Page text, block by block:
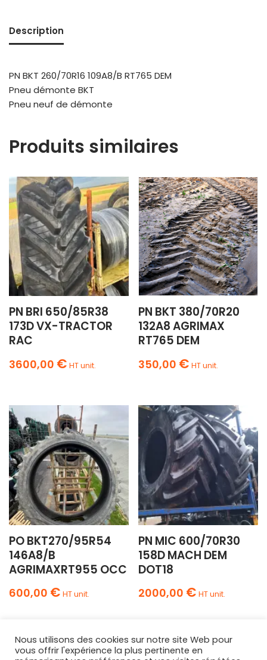
Description
PN BKT 260/70R16 109A8/B RT765 DEM
Pneu démonte BKT
Pneu neuf de démonte
Produits similaires
PN BRI 650/85R38
173D VX-TRACTOR
RAC
3600,00 € HT unit.
PN BKT 380/70R20
132A8 AGRIMAX
RT765 DEM
350,00 € HT unit.
PO BKT270/95R54
146A8/B
AGRIMAXRT955 OCC
600,00 € HT unit.
PN MIC 600/70R30
158D MACH DEM
DOT18
2000,00 € HT unit.
Nous utilisons des cookies sur notre site Web pour
vous offrir l'expérience la plus pertinente en